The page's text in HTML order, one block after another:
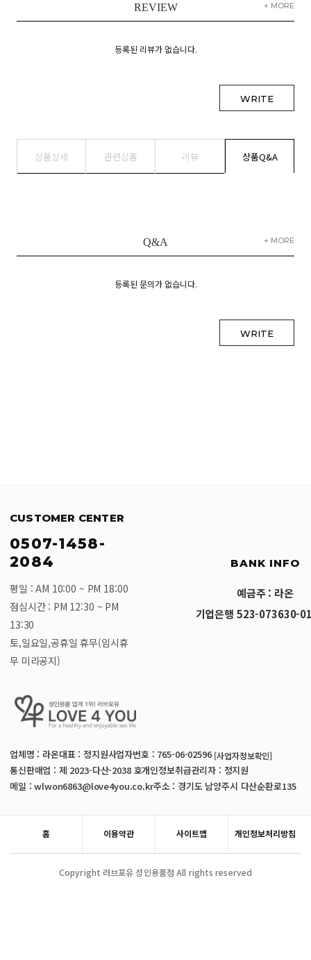
REVIEW + MORE
등록된 리뷰가 없습니다.
WRITE
상품상세 관련상품 리뷰 상품Q&A
Q&A + MORE
등록된 문의가 없습니다.
WRITE
CUSTOMER CENTER
0507-1458-
2084
평일 : AM 10:00 ~ PM 18:00
점심시간 : PM 12:30 ~ PM
13:30
토,일요일,공휴일 휴무(임시휴
무 미리공지)
BANK INFO
예금주 : 라온
기업은행 523-073630-
업체명 : 라온대표 : 정지원사업자번호 : 765-06-02596 [사업자정보확인]
통신판매업 : 제 2023-다산-2038 호개인정보취급관리자 : 정지원
메일 : wlwon6863@love4you.co.kr주소 : 경기도 남양주시 다산순환로135
홈 이용약관 사이트맵 개인정보처리방침
Copyright 러브포유 성인용품점 All rights reserved